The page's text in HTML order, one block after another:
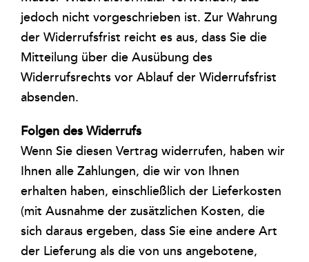
jedoch nicht vorgeschrieben ist. Zur Wahrung
der Widerrufsfrist reicht es aus, dass Sie die
Mitteilung über die Ausübung des
Widerrufsrechts vor Ablauf der Widerrufsfrist
absenden.
Folgen des Widerrufs
Wenn Sie diesen Vertrag widerrufen, haben wir
Ihnen alle Zahlungen, die wir von Ihnen
erhalten haben, einschließlich der Lieferkosten
(mit Ausnahme der zusätzlichen Kosten, die
sich daraus ergeben, dass Sie eine andere Art
der Lieferung als die von uns angebotene,